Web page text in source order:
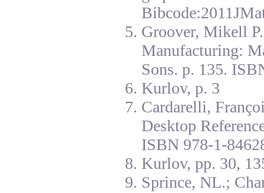
Groover, Mikell
Manufacturing:
Sons. p. 135.
Kurlov, p. 3
Cardarelli,
Desktop
ISBN 978-1-
Kurlov, pp. 30,
Sprince, NL.;